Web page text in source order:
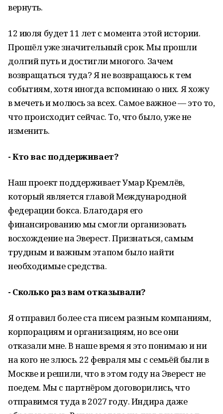
вернуть.
12 июля будет 11 лет с момента этой истории.
Прошёл уже значительный срок. Мы прошли
долгий путь и достигли многого. Зачем
возвращаться туда? Я не возвращаюсь к тем
событиям, хотя иногда вспоминаю о них. Я хожу
в мечеть и молюсь за всех. Самое важное — это то,
что происходит сейчас. То, что было, уже не
изменить.
- Кто вас поддерживает?
Наш проект поддерживает Умар Кремлёв,
который является главой Международной
федерации бокса. Благодаря его
финансированию мы смогли организовать
восхождение на Эверест. Признаться, самым
трудным и важным этапом было найти
необходимые средства.
- Сколько раз вам отказывали?
Я отправил более ста писем разным компаниям,
корпорациям и организациям, но все они
отказали мне. В наше время я это понимаю и ни
на кого не злюсь. 22 февраля мы с семьёй были в
Москве и решили, что в этом году на Эверест не
поедем. Мы с партнёром договорились, что
отправимся туда в 2027 году. Индира даже